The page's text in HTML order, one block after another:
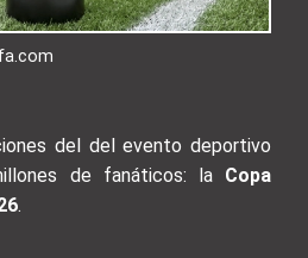
del del evento deportivo
de fanáticos: la Copa
.